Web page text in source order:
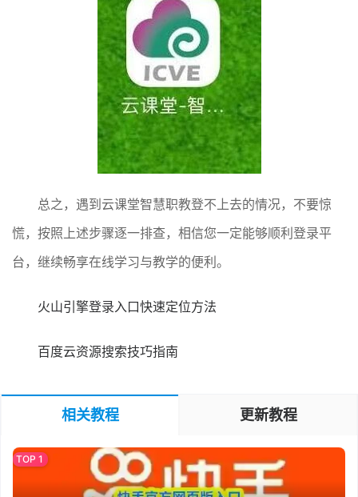
总之，遇到云课堂智慧职教登不上去的情况，不要惊
慌，按照上述步骤逐一排查，相信您一定能够顺利登录平
台，继续畅享在线学习与教学的便利。
火山引擎登录入口快速定位方法
百度云资源搜索技巧指南
相关教程 更新教程